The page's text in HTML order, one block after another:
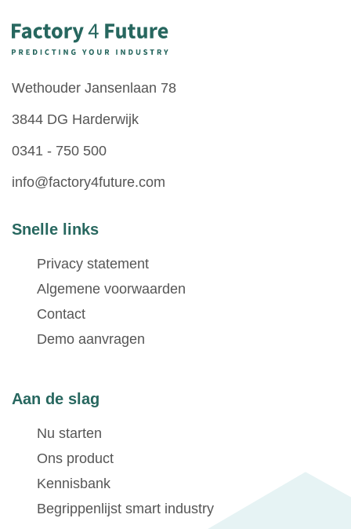
Wethouder Jansenlaan 78
3844 DG Harderwijk
0341 - 750 500
info@factory4future.com
Snelle links
Privacy statement
Algemene voorwaarden
Contact
Demo aanvragen
Aan de slag
Nu starten
Ons product
Kennisbank
Begrippenlijst smart industry